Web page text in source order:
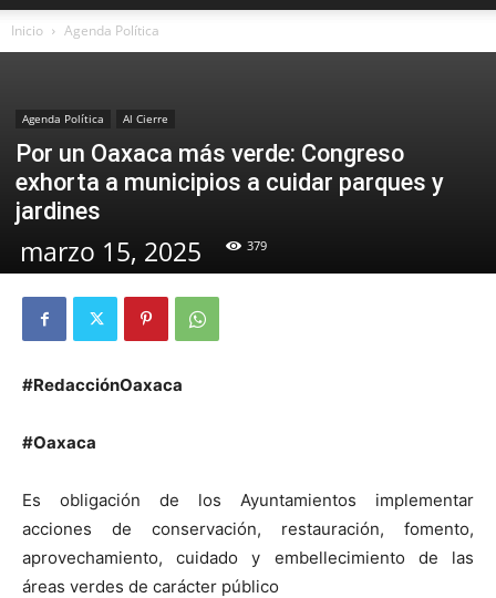
Inicio Agenda Política
Agenda Política Al Cierre
Por un Oaxaca más verde: Congreso
exhorta a municipios a cuidar parques y
jardines
marzo 15, 2025 379
#RedacciónOaxaca
#Oaxaca
Es obligación de los Ayuntamientos implementar
acciones de conservación, restauración, fomento,
aprovechamiento, cuidado y embellecimiento de las
áreas verdes de carácter público